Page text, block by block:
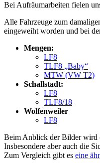
Bei Aufräumarbeiten fielen
Alle Fahrzeuge zum
eingeweiht worden und bei
Mengen:
LF8
TLF8 „Baby“
MTW (VW T2)
Schallstadt:
LF8
TLF8/18
Wolfenweiler
LF8
Beim Anblick der Bilder wird
Insbesondere aber auch die
Zum Vergleich gibt es eine